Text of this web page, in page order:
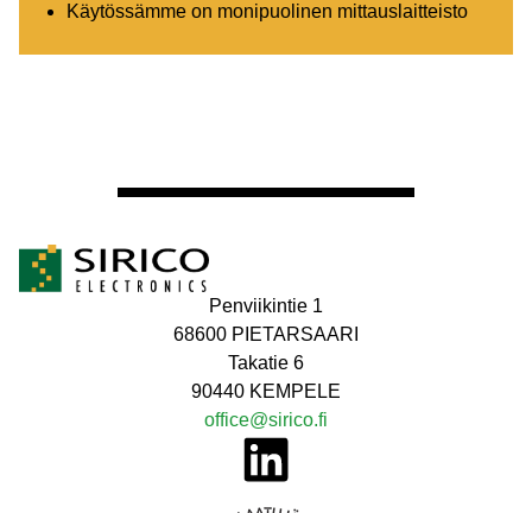
Käytössämme on monipuolinen mittauslaitteisto
Penviikintie 1
68600 PIETARSAARI
Takatie 6
90440 KEMPELE
office@sirico.fi